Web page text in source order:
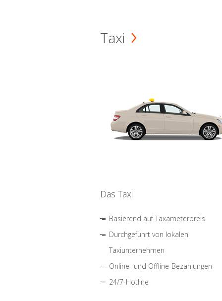
Taxi
Das Taxi
Basierend auf Taxameterpreis
Durchgeführt von lokalen
Taxiunternehmen
Online- und Offline-Bezahlungen
24/7-Hotline